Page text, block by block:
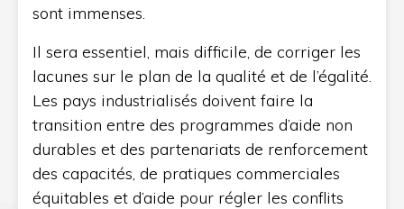
sont immenses.
Il sera essentiel, mais difficile, de corriger les
lacunes sur le plan de la qualité et de l’égalité.
Les pays industrialisés doivent faire la
transition entre des programmes d’aide non
durables et des partenariats de renforcement
des capacités, de pratiques commerciales
équitables et d’aide pour régler les conflits